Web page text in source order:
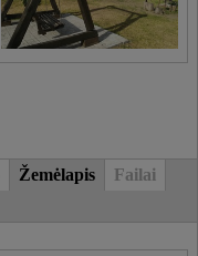
Žemėlapis
Failai